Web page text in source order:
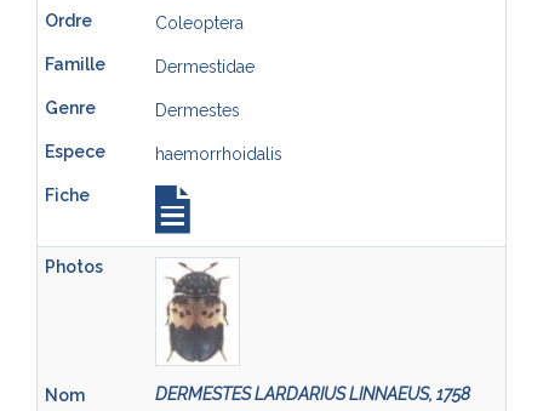
Coleoptera
Dermestidae
Dermestes
haemorrhoidalis
DERMESTES LARDARIUS LINNAEUS, 1758